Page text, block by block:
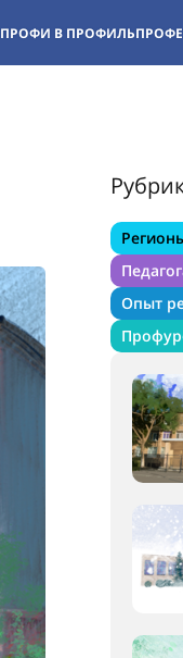
ПРОФИ В ПРОФИЛЬ
Опыт